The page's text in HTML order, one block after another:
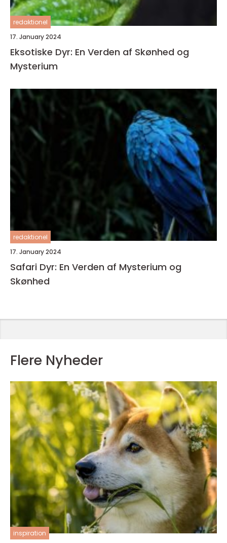
redaktionel
17. January 2024
Eksotiske Dyr: En Verden af Skønhed og
Mysterium
redaktionel
17. January 2024
Safari Dyr: En Verden af Mysterium og
Skønhed
Flere Nyheder
inspiration